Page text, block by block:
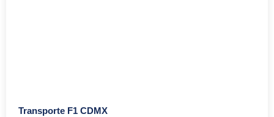
Transporte F1 CDMX